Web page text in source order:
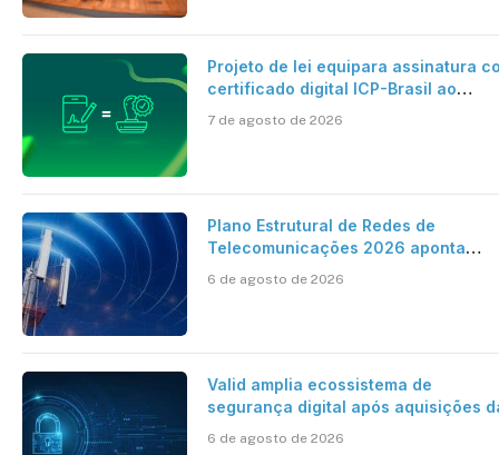
Projeto de lei equipara assinatura
certificado digital ICP-Brasil ao
7 de agosto de 2026
Plano Estrutural de Redes de
Telecomunicações 2026 aponta
mantém desafio
6 de agosto de 2026
Valid amplia ecossistema de
segurança digital após aquisições
6 de agosto de 2026